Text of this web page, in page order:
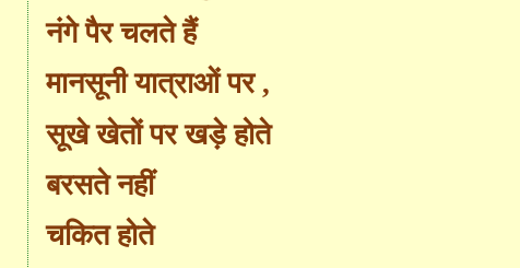
नंगे पैर चलते हैं
मानसूनी यात्राओं पर ,
सूखे खेतों पर खड़े होते
बरसते नहीं
चकित होते